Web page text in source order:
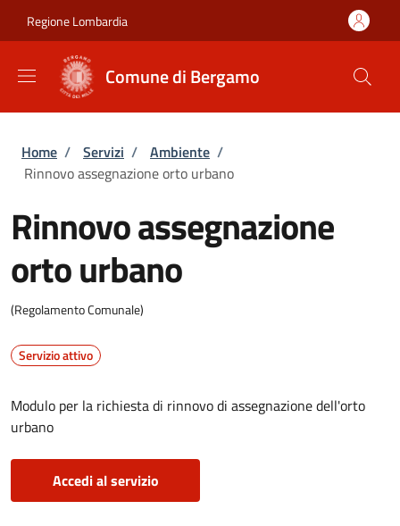
Regione Lombardia
Comune di Bergamo
Briciole di pane
Home / Servizi / Ambiente /
Rinnovo assegnazione orto urbano
Rinnovo assegnazione
orto urbano
(Regolamento Comunale)
Servizio attivo
Modulo per la richiesta di rinnovo di assegnazione dell'orto
urbano
Accedi al servizio